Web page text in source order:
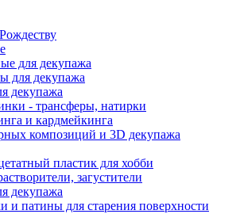
для декупажа
для декупажа
декупажа
- трансферы, натирки
и кардмейкинга
композиций и 3D декупажа
пластик для хобби
загустители
декупажа
и патины для старения поверхности